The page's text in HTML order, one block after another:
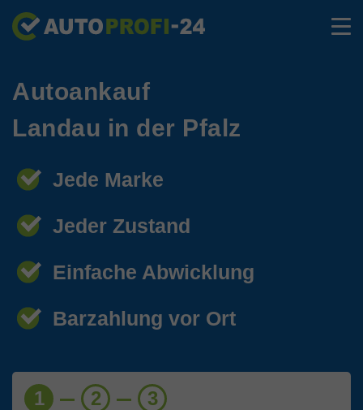
Autoankauf
Landau in der Pfalz
Jede Marke
Jeder Zustand
Einfache Abwicklung
Barzahlung vor Ort
1 2 3